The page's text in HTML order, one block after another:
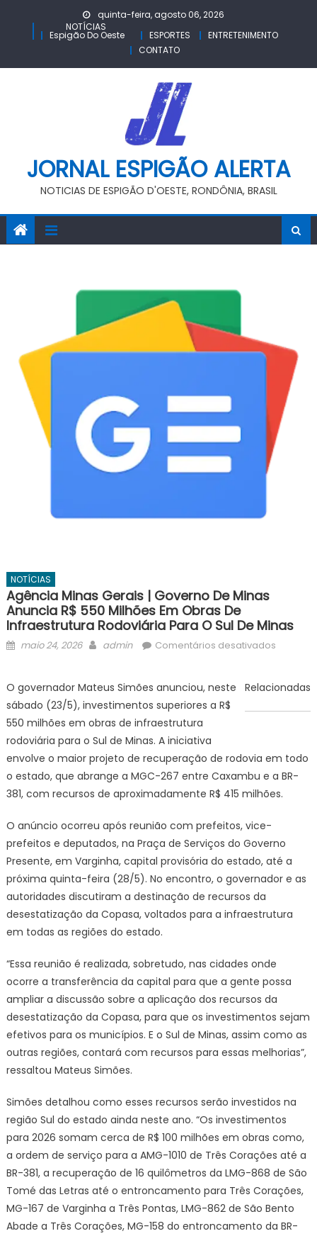
content
quinta-feira, agosto 06, 2026
NOTÍCIAS
Espigão Do Oeste ESPORTES
ENTRETENIMENTO
CONTATO
JORNAL ESPIGÃO ALERTA
NOTICIAS DE ESPIGÃO D'OESTE, RONDÔNIA, BRASIL
NOTÍCIAS
Agência Minas Gerais | Governo De Minas
Anuncia R$ 550 Milhões Em Obras De
Infraestrutura Rodoviária Para O Sul De Minas
Posted
maio 24, 2026 Author
admin Comentários desativadosem
Gerais
|
Minas
anuncia
R$
em
obras
para
de
Minas
Relacionadas
O governador Mateus Simões anunciou, neste
sábado (23/5), investimentos superiores a R$
550 milhões em obras de infraestrutura
rodoviária para o Sul de Minas. A iniciativa
envolve o maior projeto de recuperação de rodovia em todo
o estado, que abrange a MGC-267 entre Caxambu e a BR-
381, com recursos de aproximadamente R$ 415 milhões.
O anúncio ocorreu após reunião com prefeitos, vice-
prefeitos e deputados, na Praça de Serviços do Governo
Presente, em Varginha, capital provisória do estado, até a
próxima quinta-feira (28/5). No encontro, o governador e as
autoridades discutiram a destinação de recursos da
desestatização da Copasa, voltados para a infraestrutura
em todas as regiões do estado.
“Essa reunião é realizada, sobretudo, nas cidades onde
ocorre a transferência da capital para que a gente possa
ampliar a discussão sobre a aplicação dos recursos da
desestatização da Copasa, para que os investimentos sejam
efetivos para os municípios. E o Sul de Minas, assim como as
outras regiões, contará com recursos para essas melhorias”,
ressaltou Mateus Simões.
Simões detalhou como esses recursos serão investidos na
região Sul do estado ainda neste ano. “Os investimentos
para 2026 somam cerca de R$ 100 milhões em obras como,
a ordem de serviço para a AMG-1010 de Três Corações até a
BR-381, a recuperação de 16 quilômetros da LMG-868 de São
Tomé das Letras até o entroncamento para Três Corações,
MG-167 de Varginha a Três Pontas, LMG-862 de São Bento
Abade a Três Corações, MG-158 do entroncamento da BR-